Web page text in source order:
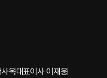
옥대표이사 이재웅